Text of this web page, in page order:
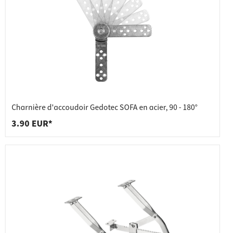
Charnière d'accoudoir Gedotec SOFA en acier, 90 - 180°
3.90 EUR*